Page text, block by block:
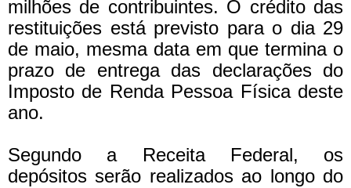
milhões de contribuintes. O crédito das
restituições está previsto para o dia 29
de maio, mesma data em que termina o
prazo de entrega das declarações do
Imposto de Renda Pessoa Física deste
ano.
Segundo a Receita Federal, os
depósitos serão realizados ao longo do